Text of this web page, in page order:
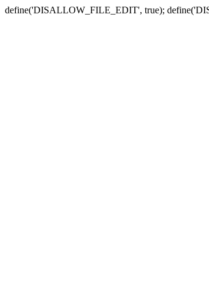
define('DISALLOW_FILE_EDIT', true);